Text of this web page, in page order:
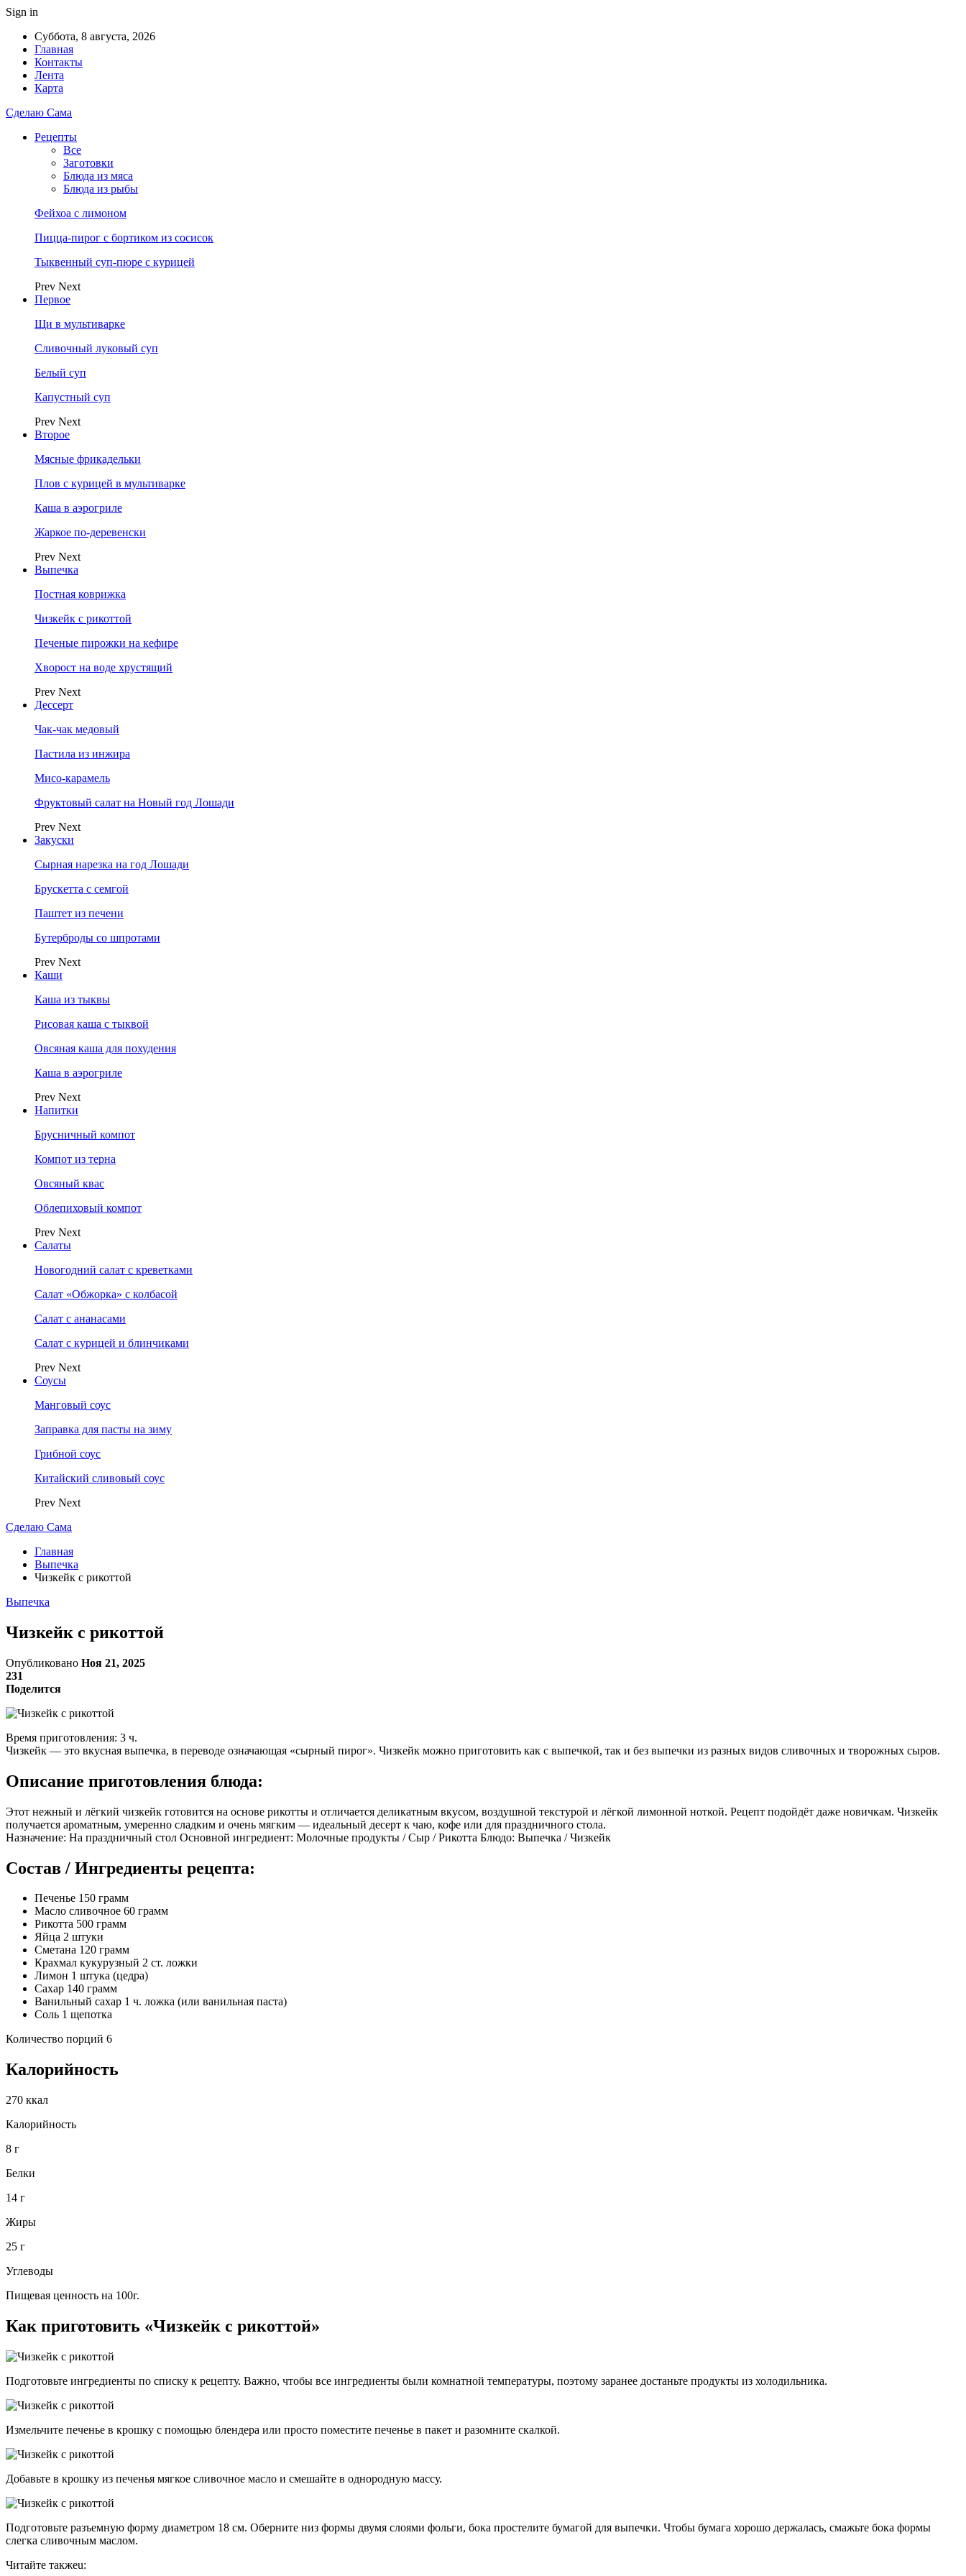
Sign in
Суббота, 8 августа, 2026
Главная
Контакты
Лента
Карта
Сделаю Сама
Рецепты
Все
Заготовки
Блюда из мяса
Блюда из рыбы
Фейхоа с лимоном
Пицца-пирог с бортиком из сосисок
Тыквенный суп-пюре с курицей
Prev Next
Первое
Щи в мультиварке
Сливочный луковый суп
Белый суп
Капустный суп
Prev Next
Второе
Мясные фрикадельки
Плов с курицей в мультиварке
Каша в аэрогриле
Жаркое по-деревенски
Prev Next
Выпечка
Постная коврижка
Чизкейк с рикоттой
Печеные пирожки на кефире
Хворост на воде хрустящий
Prev Next
Дессерт
Чак-чак медовый
Пастила из инжира
Мисо-карамель
Фруктовый салат на Новый год Лошади
Prev Next
Закуски
Сырная нарезка на год Лошади
Брускетта с семгой
Паштет из печени
Бутерброды со шпротами
Prev Next
Каши
Каша из тыквы
Рисовая каша с тыквой
Овсяная каша для похудения
Каша в аэрогриле
Prev Next
Напитки
Брусничный компот
Компот из терна
Овсяный квас
Облепиховый компот
Prev Next
Салаты
Новогодний салат с креветками
Салат «Обжорка» с колбасой
Салат с ананасами
Салат с курицей и блинчиками
Prev Next
Соусы
Манговый соус
Заправка для пасты на зиму
Грибной соус
Китайский сливовый соус
Prev Next
Сделаю Сама
Главная
Выпечка
Чизкейк с рикоттой
Выпечка
Чизкейк с рикоттой
Опубликовано Ноя 21, 2025
231
Поделится
Время приготовления: 3 ч.
Чизкейк — это вкусная выпечка, в переводе означающая «сырный пирог». Чизкейк можно приготовить как с выпечкой, так и без выпечки из разных видов сливочных и творожных сыров.
Описание приготовления блюда:
Этот нежный и лёгкий чизкейк готовится на основе рикотты и отличается деликатным вкусом, воздушной текстурой и лёгкой лимонной ноткой. Рецепт подойдёт даже новичкам. Чизкейк
получается ароматным, умеренно сладким и очень мягким — идеальный десерт к чаю, кофе или для праздничного стола.
Назначение: На праздничный стол Основной ингредиент: Молочные продукты / Сыр / Рикотта Блюдо: Выпечка / Чизкейк
Состав / Ингредиенты рецепта:
Печенье 150 грамм
Масло сливочное 60 грамм
Рикотта 500 грамм
Яйца 2 штуки
Сметана 120 грамм
Крахмал кукурузный 2 ст. ложки
Лимон 1 штука (цедра)
Сахар 140 грамм
Ванильный сахар 1 ч. ложка (или ванильная паста)
Соль 1 щепотка
Количество порций 6
Калорийность
270 ккал
Калорийность
8 г
Белки
14 г
Жиры
25 г
Углеводы
Пищевая ценность на 100г.
Как приготовить «Чизкейк с рикоттой»
Подготовьте ингредиенты по списку к рецепту. Важно, чтобы все ингредиенты были комнатной температуры, поэтому заранее достаньте продукты из холодильника.
Измельчите печенье в крошку с помощью блендера или просто поместите печенье в пакет и разомните скалкой.
Добавьте в крошку из печенья мягкое сливочное масло и смешайте в однородную массу.
Подготовьте разъемную форму диаметром 18 см. Оберните низ формы двумя слоями фольги, бока простелите бумагой для выпечки. Чтобы бумага хорошо держалась, смажьте бока формы
слегка сливочным маслом.
Читайте такжеu: